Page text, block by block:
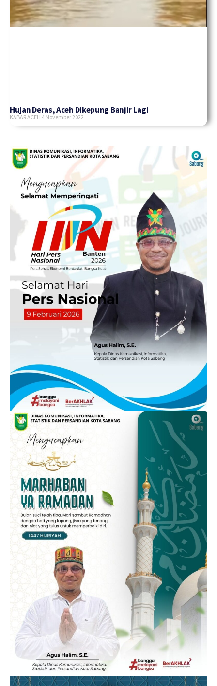
Hujan Deras, Aceh Dikepung Banjir Lagi
KABAR ACEH 4 November 2022